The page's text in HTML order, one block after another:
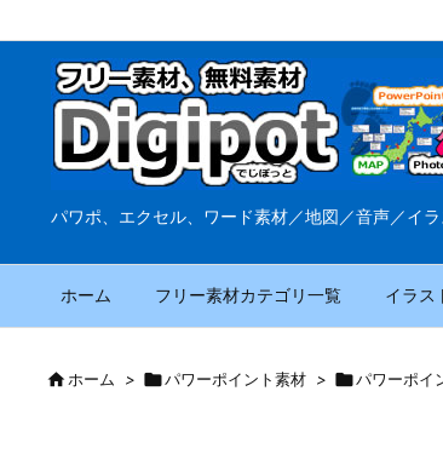
パワポ、エクセル、ワード素材／地図／音声／イ
ホーム フリー素材カテゴリ一覧 イラス
ホーム > パワーポイント素材 > パワーポイ